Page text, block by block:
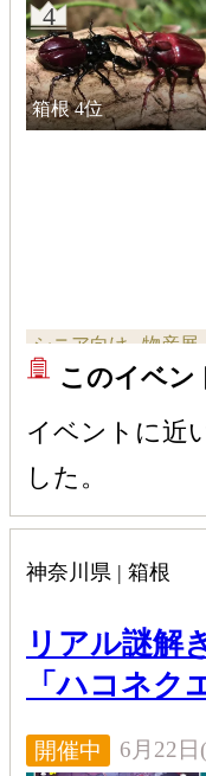
4
箱根 4位
シニア向け 物産展
全般向け ショ
このイベン
イベントに近
した。
神奈川県 | 箱根
リアル謎解
「ハコネク
試練-」
開催中 6月22